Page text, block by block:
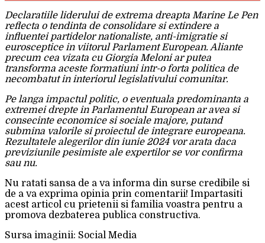
Declaratiile liderului de extrema dreapta Marine Le Pen
reflecta o tendinta de consolidare si extindere a
influentei partidelor nationaliste, anti-imigratie si
eurosceptice in viitorul Parlament European. Aliante
precum cea vizata cu Giorgia Meloni ar putea
transforma aceste formatiuni intr-o forta politica de
necombatut in interiorul legislativului comunitar.
Pe langa impactul politic, o eventuala predominanta a
extremei drepte in Parlamentul European ar avea si
consecinte economice si sociale majore, putand
submina valorile si proiectul de integrare europeana.
Rezultatele alegerilor din iunie 2024 vor arata daca
previziunile pesimiste ale expertilor se vor confirma
sau nu.
Nu ratati sansa de a va informa din surse credibile si
de a va exprima opinia prin comentarii! Impartasiti
acest articol cu prietenii si familia voastra pentru a
promova dezbaterea publica constructiva.
Sursa imaginii: Social Media